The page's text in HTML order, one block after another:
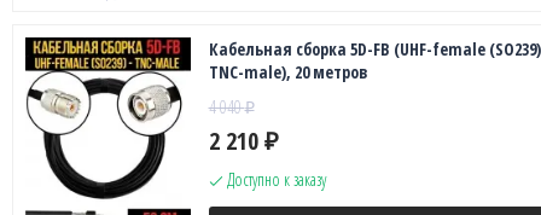
Кабельная сборка 5D-FB (UHF-female
TNC-male), 20 метров
4 040₽
2 210 ₽
Доступно к заказу